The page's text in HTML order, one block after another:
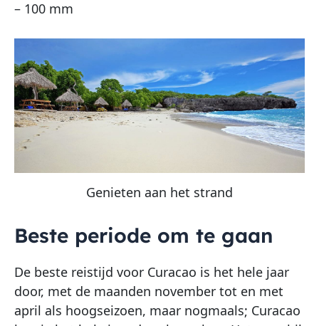
– 100 mm
Genieten aan het strand
Beste periode om te gaan
De beste reistijd voor Curacao is het hele jaar
door, met de maanden november tot en met
april als hoogseizoen, maar nogmaals; Curacao